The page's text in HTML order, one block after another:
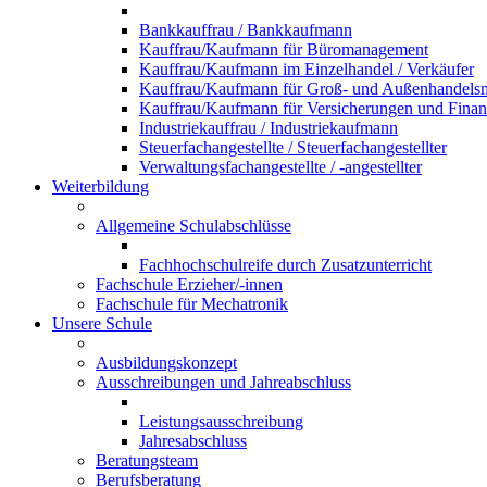
Bankkauffrau / Bankkaufmann
Kauffrau/Kaufmann für Büromanagement
Kauffrau/Kaufmann im Einzelhandel / Verkäufer
Kauffrau/Kaufmann für Groß- und
Kauffrau/Kaufmann für Versicherungen und
Industriekauffrau / Industriekaufmann
Steuerfachangestellte / Steuerfachangestellter
Verwaltungsfachangestellte / -angestellter
Weiterbildung
Allgemeine Schulabschlüsse
Fachhochschulreife durch Zusatzunterricht
Fachschule Erzieher/-innen
Fachschule für Mechatronik
Unsere Schule
Ausbildungskonzept
Ausschreibungen und Jahreabschluss
Leistungsausschreibung
Jahresabschluss
Beratungsteam
Berufsberatung